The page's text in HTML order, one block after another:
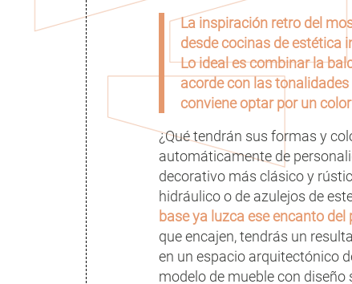
La inspiración retro del
desde cocinas de estética
Lo ideal es combinar la
acorde con las
conviene optar por un
¿Qué tendrán sus formas y
automáticamente de
decorativo más clásico y
hidráulico o de azulejos de
base ya luzca ese encanto del
que encajen, tendrás un
en un espacio arquitectónico
modelo de mueble con